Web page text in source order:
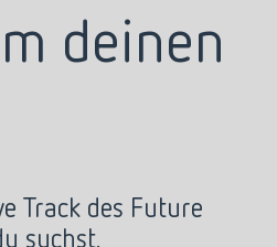
deinen
Track des Future
suchst.